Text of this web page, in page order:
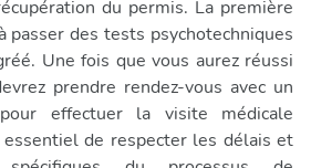
du permis. La première
passer des tests psychotechniques
Une fois que vous aurez réussi
prendre rendez-vous avec un
effectuer la visite médicale
de respecter les délais et